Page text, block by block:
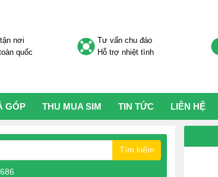
nơi
quốc
Tư vấn chu đáo
Hỗ trợ nhiệt tình
GÓP THU MUA SIM TIN TỨC LIÊN HỆ
Tìm kiếm